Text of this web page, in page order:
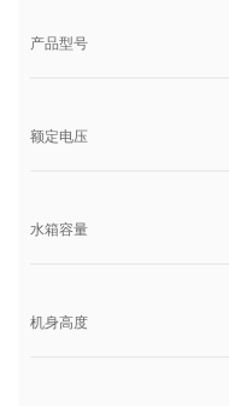
产品型号
额定电压
水箱容量
机身高度